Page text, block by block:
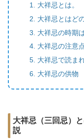
大祥忌とは。
大祥忌とはど
大祥忌の時期
大祥忌の注意
大祥忌で読ま
大祥忌の供物
大祥忌（三回忌）
説